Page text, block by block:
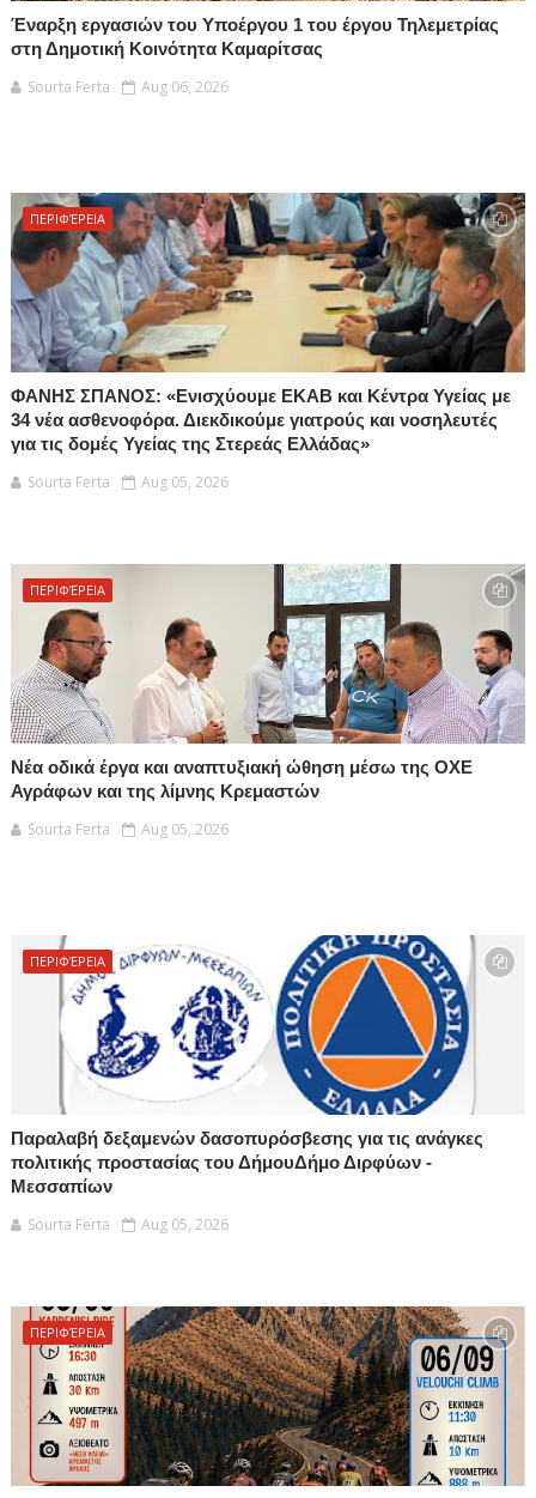
Έναρξη εργασιών του Υποέργου 1 του έργου Τηλεμετρίας
στη Δημοτική Κοινότητα Καμαρίτσας
Sourta Ferta
Aug 06, 2026
ΠΕΡΙΦΈΡΕΙΑ
ΦΑΝΗΣ ΣΠΑΝΟΣ: «Ενισχύουμε ΕΚΑΒ και Κέντρα Υγείας με
34 νέα ασθενοφόρα. Διεκδικούμε γιατρούς και νοσηλευτές
για τις δομές Υγείας της Στερεάς Ελλάδας»
Sourta Ferta
Aug 05, 2026
ΠΕΡΙΦΈΡΕΙΑ
Νέα οδικά έργα και αναπτυξιακή ώθηση μέσω της ΟΧΕ
Αγράφων και της λίμνης Κρεμαστών
Sourta Ferta
Aug 05, 2026
ΠΕΡΙΦΈΡΕΙΑ
Παραλαβή δεξαμενών δασοπυρόσβεσης για τις ανάγκες
πολιτικής προστασίας του ΔήμουΔήμο Διρφύων -
Μεσσαπίων
Sourta Ferta
Aug 05, 2026
ΠΕΡΙΦΈΡΕΙΑ